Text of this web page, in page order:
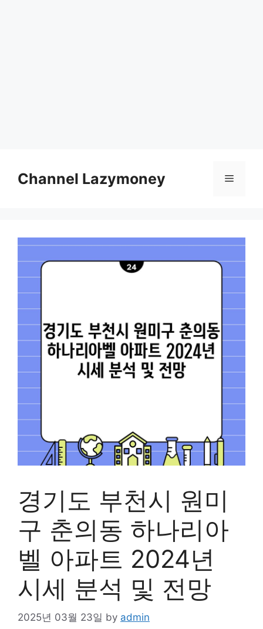
contentChannel Lazymoney Menu
경기도 부천시 원미
구 춘의동 하나리아
벨 아파트 2024년
시세 분석 및 전망
2025년 03월 23일 by admin